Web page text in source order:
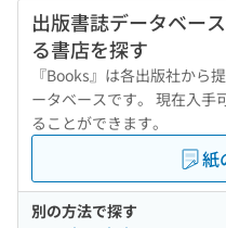
出版書誌データベース
る書店を探す
『Books』は各出版社から
ータベースです。 現在入手
ることができます。
紙
別の方法で探す